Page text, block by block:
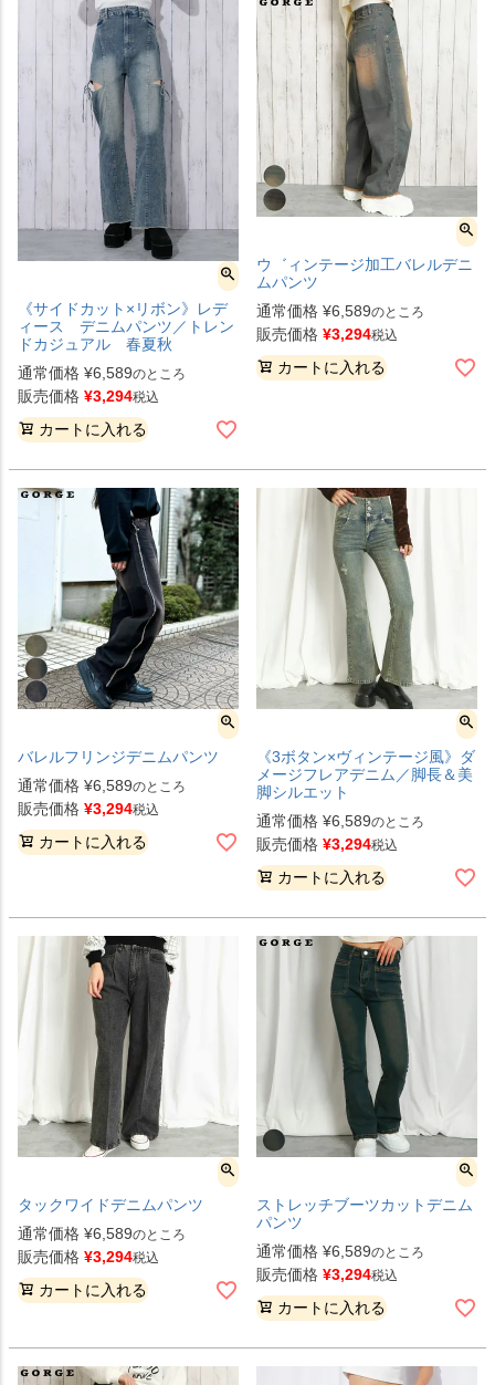
《サイドカット×リボン》レデ
ィース デニムパンツ／トレン
ドカジュアル 春夏秋
通常価格 ¥6,589のところ
販売価格 ¥3,294税込
カートに入れる
ウ゛ィンテージ加工バレルデニ
ムパンツ
通常価格 ¥6,589のところ
販売価格 ¥3,294税込
カートに入れる
バレルフリンジデニムパンツ
通常価格 ¥6,589のところ
販売価格 ¥3,294税込
カートに入れる
《3ボタン×ヴィンテージ風》ダ
メージフレアデニム／脚長＆美
脚シルエット
通常価格 ¥6,589のところ
販売価格 ¥3,294税込
カートに入れる
タックワイドデニムパンツ
通常価格 ¥6,589のところ
販売価格 ¥3,294税込
カートに入れる
ストレッチブーツカットデニム
パンツ
通常価格 ¥6,589のところ
販売価格 ¥3,294税込
カートに入れる